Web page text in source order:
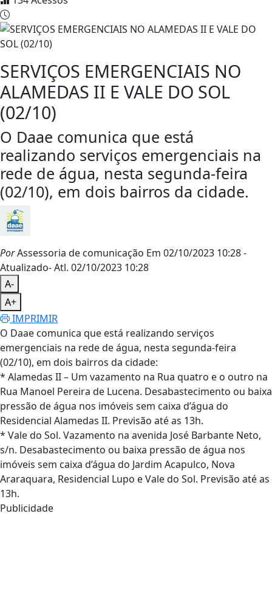
SERVIÇOS EMERGENCIAIS NO
ALAMEDAS II E VALE DO SOL
(02/10)
O Daae comunica que está
realizando serviços emergenciais na
rede de água, nesta segunda-feira
(02/10), em dois bairros da cidade.
PorAssessoria de comunicação Em 02/10/2023 10:28-
Atualizado- Atl. 02/10/2023 10:28
A-
A+
IMPRIMIR
O Daae comunica que está realizando serviços
emergenciais na rede de água, nesta segunda-feira
(02/10), em dois bairros da cidade:
* Alamedas II – Um vazamento na Rua quatro e o outro na
Rua Manoel Pereira de Lucena. Desabastecimento ou baixa
pressão de água nos imóveis sem caixa d’água do
Residencial Alamedas II. Previsão atéas 13h.
* Vale do Sol. Vazamento na avenida José Barbante Neto,
s/n. Desabastecimento ou baixa pressão de água nos
imóveis sem caixa d’água do Jardim Acapulco, Nova
Araraquara, Residencial Lupo e Vale do Sol. Previsão até as
13h.
Publicidade